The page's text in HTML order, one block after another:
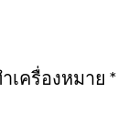
เครื่องหมาย *